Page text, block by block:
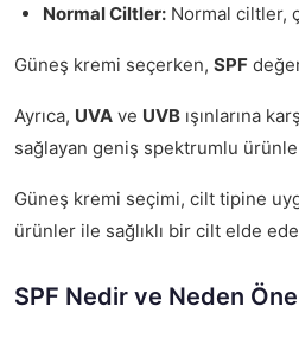
Normal Ciltler: Normal ciltler,
Güneş kremi seçerken, SPF
Ayrıca, UVA ve UVB ışınlarına
sağlayan geniş spektrumlu
Güneş kremi seçimi, cilt tipine
ürünler ile sağlıklı bir cilt elde
SPF Nedir ve Neden